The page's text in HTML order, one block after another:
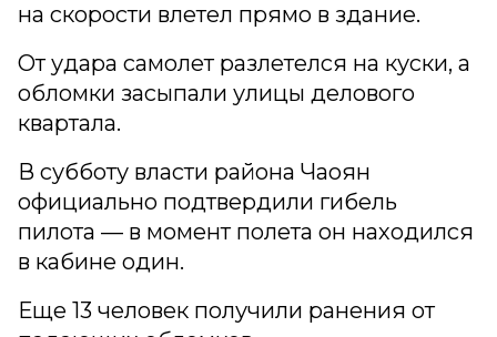
на скорости влетел прямо в здание.
От удара самолет разлетелся на куски, а
обломки засыпали улицы делового
квартала.
В субботу власти района Чаоян
официально подтвердили гибель
пилота — в момент полета он находился
в кабине один.
Еще 13 человек получили ранения от